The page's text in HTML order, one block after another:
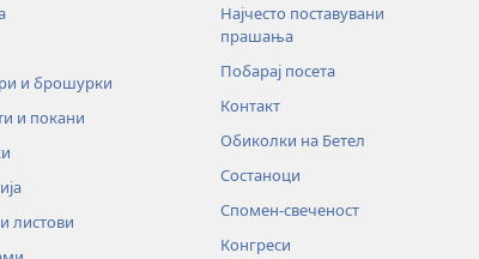
и брошурки
и покани
листови
Најчесто поставувани
прашања
Побарај посета
Контакт
Обиколки на Бетел
Состаноци
Спомен-свеченост
Конгреси